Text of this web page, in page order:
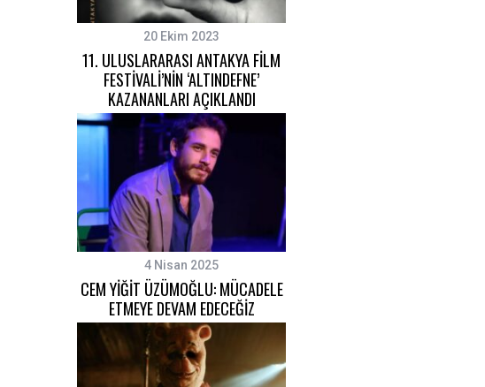
20 Ekim 2023
11. ULUSLARARASI ANTAKYA FİLM
FESTİVALİ’NİN ‘ALTINDEFNE’
KAZANANLARI AÇIKLANDI
4 Nisan 2025
CEM YİĞİT ÜZÜMOĞLU: MÜCADELE
ETMEYE DEVAM EDECEĞİZ